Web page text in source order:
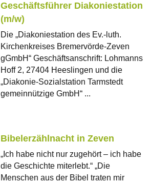
Geschäftsführer Diakoniestation
(m/w)
Die „Diakoniestation des Ev.-luth.
Kirchenkreises Bremervörde-Zeven
gGmbH“ Geschäftsanschrift: Lohmanns
Hoff 2, 27404 Heeslingen und die
„Diakonie-Sozialstation Tarmstedt
gemeinnützige GmbH“ ...
Bibelerzählnacht in Zeven
„Ich habe nicht nur zugehört – ich habe
die Geschichte miterlebt.“ „Die
Menschen aus der Bibel traten mir